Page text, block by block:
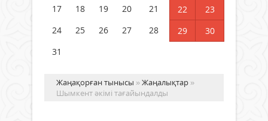
17
18 19 20 21 22
23
24
25 26 27 28 29
30
31
Жаңақорған тынысы »Жаңалықтар »
Шымкент әкімі тағайындалды